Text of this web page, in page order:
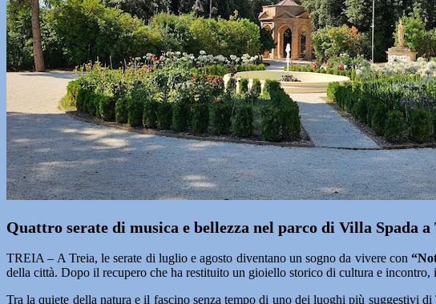
Quattro serate di musica e bellezza nel parco di Villa Spada
TREIA – A Treia, le serate di luglio e agosto diventano un sogno da vivere con
della città. Dopo il recupero che ha restituito un gioiello storico di cultura e
Tra la quiete della natura e il fascino senza tempo di uno dei luoghi più suggestivi